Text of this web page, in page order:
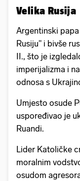
Velika Rusija
Argentinski
Rusiju" i bivše
II., što je
imperijalizma i
odnosa s
Umjesto osude
uspoređivao je
Ruandi.
Lider Katoličke
moralnim
osudom